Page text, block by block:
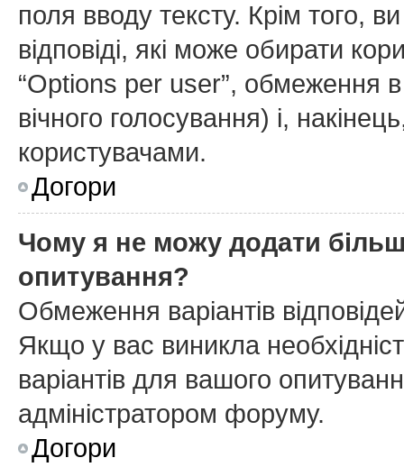
поля вводу тексту. Крім того, ви
відповіді, які може обирати
“Options per user”, обмеження
вічного голосування) і,
користувачами.
Догори
Чому я не можу додати
опитування?
Обмеження варіантів
Якщо у вас виникла
варіантів для вашого
адміністратором форуму.
Догори